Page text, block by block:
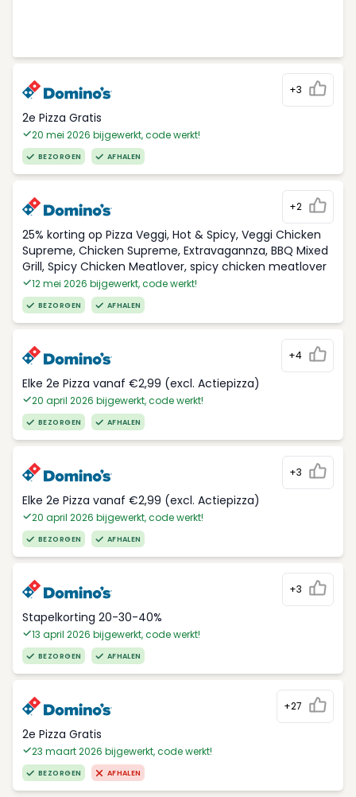
+3
2e Pizza Gratis
20 mei 2026 bijgewerkt, code werkt!
BEZORGEN AFHALEN
+2
25% korting op Pizza Veggi, Hot & Spicy, Veggi Chicken
Supreme, Chicken Supreme, Extravagannza, BBQ Mixed
Grill, Spicy Chicken Meatlover, spicy chicken meatlover
12 mei 2026 bijgewerkt, code werkt!
BEZORGEN AFHALEN
+4
Elke 2e Pizza vanaf €2,99 (excl. Actiepizza)
20 april 2026 bijgewerkt, code werkt!
BEZORGEN AFHALEN
+3
Elke 2e Pizza vanaf €2,99 (excl. Actiepizza)
20 april 2026 bijgewerkt, code werkt!
BEZORGEN AFHALEN
+3
Stapelkorting 20-30-40%
13 april 2026 bijgewerkt, code werkt!
BEZORGEN AFHALEN
+27
2e Pizza Gratis
23 maart 2026 bijgewerkt, code werkt!
BEZORGEN AFHALEN